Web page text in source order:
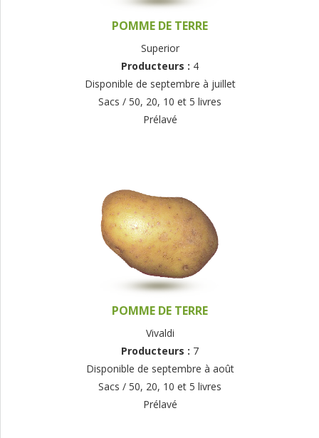
POMME DE TERRE
Superior
Producteurs : 4
Disponible de septembre à juillet
Sacs / 50, 20, 10 et 5 livres
Prélavé
POMME DE TERRE
Vivaldi
Producteurs : 7
Disponible de septembre à août
Sacs / 50, 20, 10 et 5 livres
Prélavé